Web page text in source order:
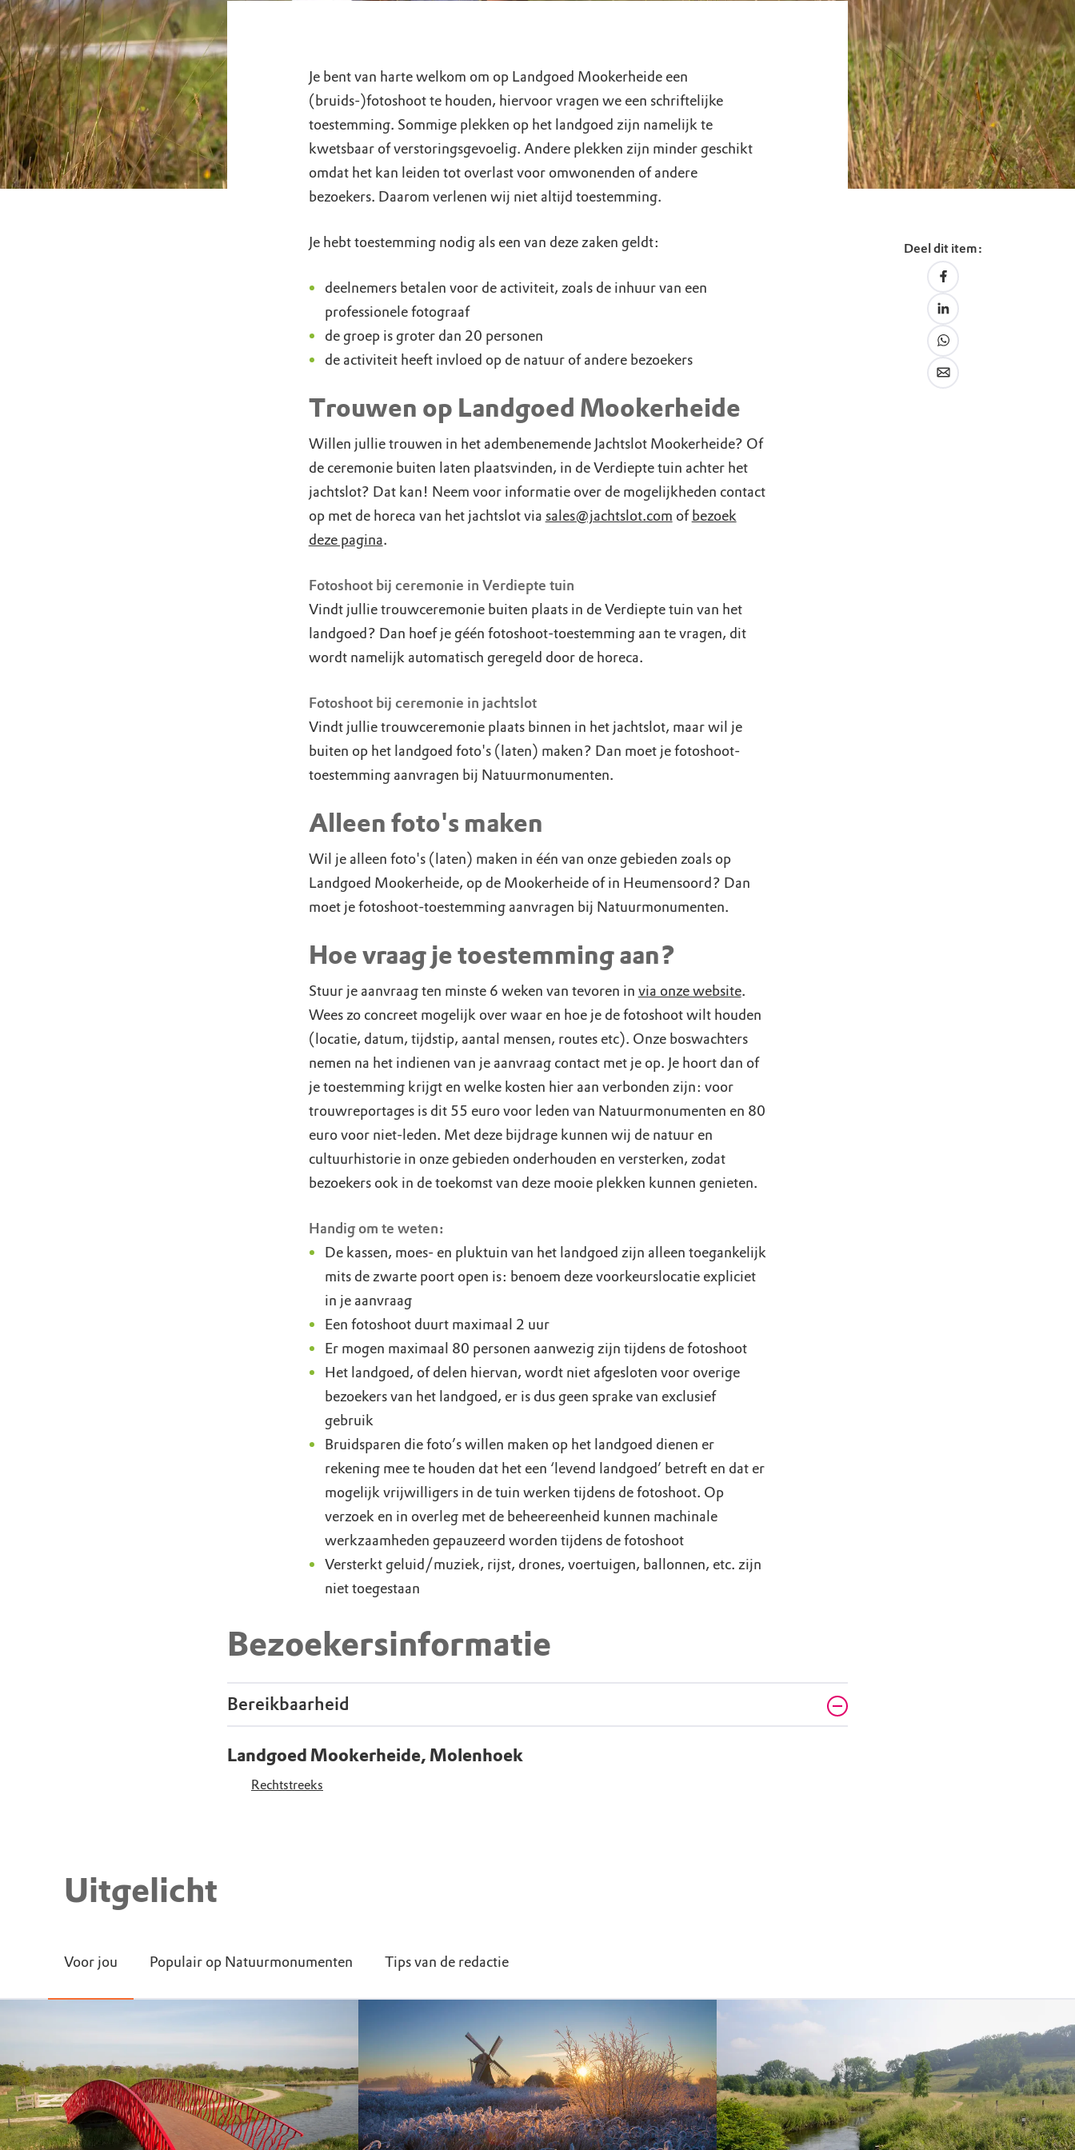
Je bent van harte welkom om op Landgoed Mookerheide een
(bruids-)fotoshoot te houden, hiervoor vragen we een schriftelijke
toestemming. Sommige plekken op het landgoed zijn namelijk te
kwetsbaar of verstoringsgevoelig. Andere plekken zijn minder geschikt
omdat het kan leiden tot overlast voor omwonenden of andere
bezoekers. Daarom verlenen wij niet altijd toestemming.
Je hebt toestemming nodig als een van deze zaken geldt:
deelnemers betalen voor de activiteit, zoals de inhuur van een
professionele fotograaf
de groep is groter dan 20 personen
de activiteit heeft invloed op de natuur of andere bezoekers
Trouwen op Landgoed Mookerheide
Willen jullie trouwen in het adembenemende Jachtslot Mookerheide? Of
de ceremonie buiten laten plaatsvinden, in de Verdiepte tuin achter het
jachtslot? Dat kan! Neem voor informatie over de mogelijkheden contact
op met de horeca van het jachtslot via sales@jachtslot.com of bezoek
deze pagina.
Fotoshoot bij ceremonie in Verdiepte tuin
Vindt jullie trouwceremonie buiten plaats in de Verdiepte tuin van het
landgoed? Dan hoef je géén fotoshoot-toestemming aan te vragen, dit
wordt namelijk automatisch geregeld door de horeca.
Fotoshoot bij ceremonie in jachtslot
Vindt jullie trouwceremonie plaats binnen in het jachtslot, maar wil je
buiten op het landgoed foto's (laten) maken? Dan moet je fotoshoot-
toestemming aanvragen bij Natuurmonumenten.
Alleen foto's maken
Wil je alleen foto's (laten) maken in één van onze gebieden zoals op
Landgoed Mookerheide, op de Mookerheide of in Heumensoord? Dan
moet je fotoshoot-toestemming aanvragen bij Natuurmonumenten.
Hoe vraag je toestemming aan?
Stuur je aanvraag ten minste 6 weken van tevoren in via onze website.
Wees zo concreet mogelijk over waar en hoe je de fotoshoot wilt houden
(locatie, datum, tijdstip, aantal mensen, routes etc). Onze boswachters
nemen na het indienen van je aanvraag contact met je op. Je hoort dan of
je toestemming krijgt en welke kosten hier aan verbonden zijn: voor
trouwreportages is dit 55 euro voor leden van Natuurmonumenten en 80
euro voor niet-leden. Met deze bijdrage kunnen wij de natuur en
cultuurhistorie in onze gebieden onderhouden en versterken, zodat
bezoekers ook in de toekomst van deze mooie plekken kunnen genieten.
Handig om te weten:
De kassen, moes- en pluktuin van het landgoed zijn alleen toegankelijk
mits de zwarte poort open is: benoem deze voorkeurslocatie expliciet
in je aanvraag
Een fotoshoot duurt maximaal 2 uur
Er mogen maximaal 80 personen aanwezig zijn tijdens de fotoshoot
Het landgoed, of delen hiervan, wordt niet afgesloten voor overige
bezoekers van het landgoed, er is dus geen sprake van exclusief
gebruik
Bruidsparen die foto’s willen maken op het landgoed dienen er
rekening mee te houden dat het een ‘levend landgoed’ betreft en dat er
mogelijk vrijwilligers in de tuin werken tijdens de fotoshoot. Op
verzoek en in overleg met de beheereenheid kunnen machinale
werkzaamheden gepauzeerd worden tijdens de fotoshoot
Versterkt geluid/muziek, rijst, drones, voertuigen, ballonnen, etc. zijn
niet toegestaan
Bezoekersinformatie
Bereikbaarheid
Landgoed Mookerheide, Molenhoek
Rechtstreeks
Deel dit item:
Uitgelicht
Voor jou Populair op Natuurmonumenten Tips van de redactie